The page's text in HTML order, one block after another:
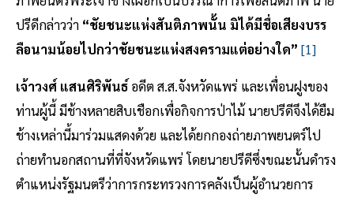
ปรีดีกล่าวว่า “ชัยชนะแห่งสันติภาพนั้น มิได้มีชื่อเสียงบรร
ลือนามน้อยไปกว่าชัยชนะแห่งสงครามแต่อย่างใด” [1]
เจ้าวงศ์ แสนศิริพันธ์ อดีต ส.ส.จังหวัดแพร่ และเพื่อนฝูงของ
ท่านผู้นี้ มีช้างหลายสิบเชือกเพื่อกิจการป่าไม้ นายปรีดีจึงได้ยืม
ช้างเหล่านี้มาร่วมแสดงด้วย และได้ยกกองถ่ายภาพยนตร์ไป
ถ่ายทำนอกสถานที่ที่จังหวัดแพร่ โดยนายปรีดีซึ่งขณะนั้นดำรง
ตำแหน่งรัฐมนตรีว่าการกระทรวงการคลังเป็นผู้อำนวยการ